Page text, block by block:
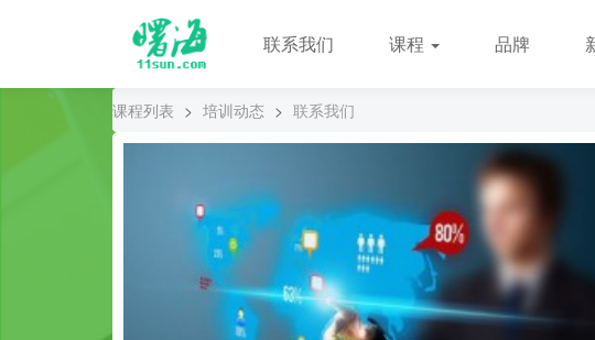
联系我们 课程 品牌
课程列表 > 培训动态 > 联系我们